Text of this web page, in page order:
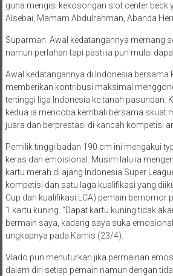
guna mengisi kekosongan slot center beck
Alsebai, Mamam Abdulrahman, Abanda
Suparman. Awal kedatangannya memang
namun perlahan tapi pasti ia pun mulai
Awal kedatangannya di Indonesia bersama
memberikan kontribusi maksimal
tertinggi liga Indonesia ke tanah pasundan.
kedua ia mencoba kembali bersama skuat
juara dan berprestasi di kancah kompetisi
Pemilik tinggi badan 190 cm ini mengakui
keras dan emoisional. Musim lalu ia
kartu merah di ajang Indonesia Super
kompetisi dan satu laga kualifikasi yang
Cup dan kualifikasi LCA) pemain bernomor
1 kartu kuning. “Dapat kartu kuning tidak
bermain saya, kadang saya suka
ungkapnya pada Kamis (23/4).
Vlado pun menuturkan jika permainan
dalam diri setiap pemain namun dengan